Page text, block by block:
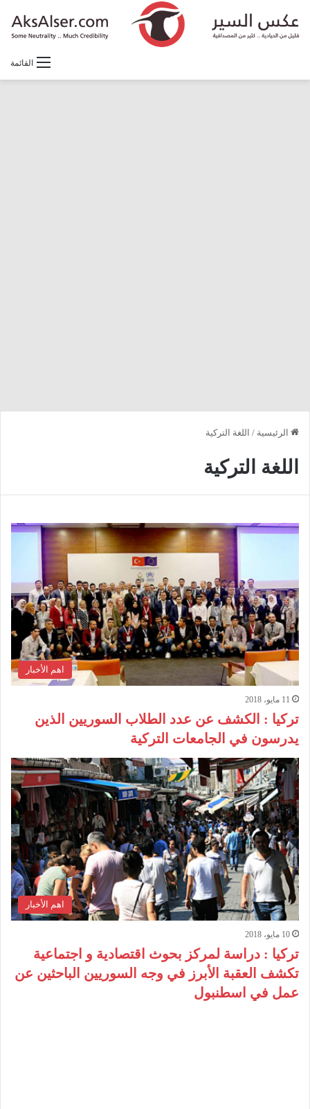
القائمة
الرئيسية / اللغة التركية
اللغة التركية
اهم الأخبار
11 مايو، 2018
تركيا : الكشف عن عدد الطلاب السوريين الذين
يدرسون في الجامعات التركية
اهم الأخبار
10 مايو، 2018
تركيا : دراسة لمركز بحوث اقتصادية و اجتماعية
تكشف العقبة الأبرز في وجه السوريين الباحثين عن
عمل في اسطنبول